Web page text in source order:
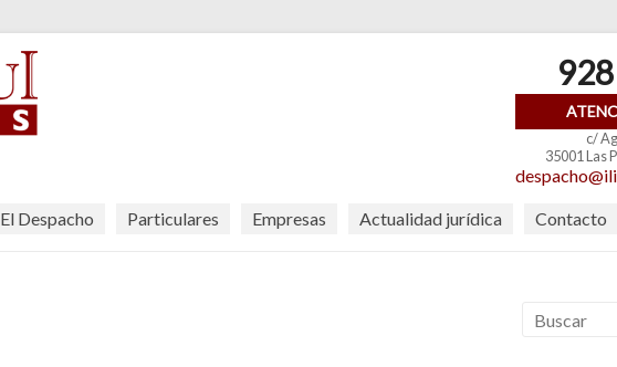
c/
35001 Las
El Despacho Particulares Empresas Actualidad jurídica Contacto